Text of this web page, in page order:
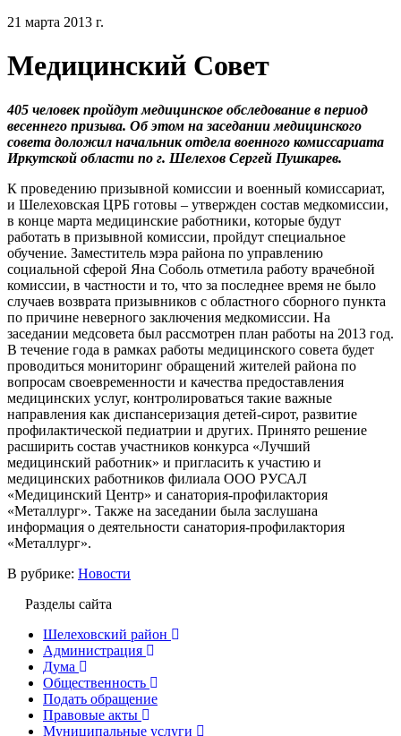
21 марта 2013 г.
Медицинский Совет
405 человек пройдут медицинское обследование в период
весеннего призыва. Об этом на заседании медицинского
совета доложил начальник отдела военного комиссариата
Иркутской области по г. Шелехов Сергей Пушкарев.
К проведению призывной комиссии и военный комиссариат,
и Шелеховская ЦРБ готовы – утвержден состав медкомиссии,
в конце марта медицинские работники, которые будут
работать в призывной комиссии, пройдут специальное
обучение. Заместитель мэра района по управлению
социальной сферой Яна Соболь отметила работу врачебной
комиссии, в частности и то, что за последнее время не было
случаев возврата призывников с областного сборного пункта
по причине неверного заключения медкомиссии. На
заседании медсовета был рассмотрен план работы на 2013 год.
В течение года в рамках работы медицинского совета будет
проводиться мониторинг обращений жителей района по
вопросам своевременности и качества предоставления
медицинских услуг, контролироваться такие важные
направления как диспансеризация детей-сирот, развитие
профилактической педиатрии и других. Принято решение
расширить состав участников конкурса «Лучший
медицинский работник» и пригласить к участию и
медицинских работников филиала ООО РУСАЛ
«Медицинский Центр» и санатория-профилактория
«Металлург». Также на заседании была заслушана
информация о деятельности санатория-профилактория
«Металлург».
В рубрике: Новости
Разделы сайта
Шелеховский район
Администрация
Дума
Общественность
Подать обращение
Правовые акты
Муниципальные услуги